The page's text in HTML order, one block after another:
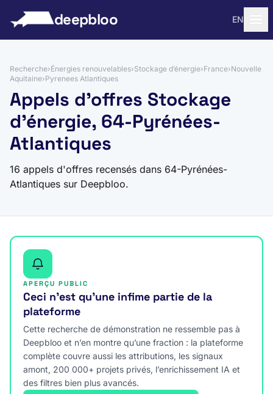
deepbloo EN
Recherche›Énergies renouvelables›Stockage d’énergie›France›Nouvelle
Aquitaine›Pyrenees Atlantiques
Appels d'offres Stockage
d’énergie, 64-Pyrénées-
Atlantiques
16 appels d'offres recensés dans 64-Pyrénées-
Atlantiques sur Deepbloo.
APERÇU PUBLIC
Ceci n’est qu’une infime partie de la
plateforme
Cette recherche de démonstration ne ressemble pas à
Deepbloo et n’en montre qu’une fraction : la plateforme
complète couvre aussi les attributions, les signaux
amont, 200 000+ projets privés, l’enrichissement IA et
des filtres bien plus avancés.